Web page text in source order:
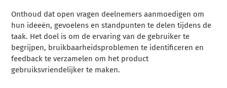
Onthoud dat open vragen deelnemers aanmoedigen om
hun ideeën, gevoelens en standpunten te delen tijdens de
taak. Het doel is om de ervaring van de gebruiker te
begrijpen, bruikbaarheidsproblemen te identificeren en
feedback te verzamelen om het product
gebruiksvriendelijker te maken.